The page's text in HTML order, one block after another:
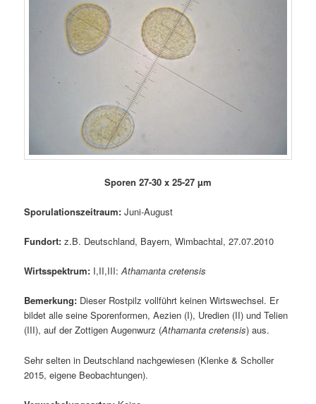
Sporen 27-30 x 25-27 µm
Sporulationszeitraum: Juni-August
Fundort:z.B. Deutschland, Bayern, Wimbachtal, 27.07.2010
Wirtsspektrum: I,II,III: Athamanta cretensis
Bemerkung: Dieser Rostpilz vollführt keinen Wirtswechsel. Er
bildet alle seine Sporenformen, Aezien (I), Uredien (II) und Telien
(III), auf der Zottigen Augenwurz (Athamanta cretensis) aus.
Sehr selten in Deutschland nachgewiesen (Klenke & Scholler
2015, eigene Beobachtungen).